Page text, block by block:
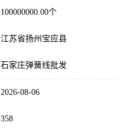
100000000.00个
江苏省扬州宝应县
石家庄弹簧线批发
2026-08-06
358